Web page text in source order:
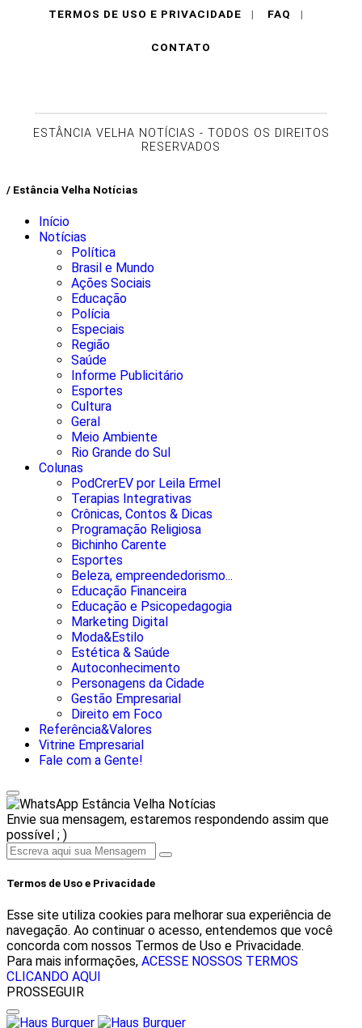
TERMOS DE USO E PRIVACIDADE | FAQ |
CONTATO
ESTÂNCIA VELHA NOTÍCIAS - TODOS OS DIREITOS
RESERVADOS
/ Estância Velha Notícias
Início
Notícias
Política
Brasil e Mundo
Ações Sociais
Educação
Polícia
Especiais
Região
Saúde
Informe Publicitário
Esportes
Cultura
Geral
Meio Ambiente
Rio Grande do Sul
Colunas
PodCrerEV por Leila Ermel
Terapias Integrativas
Crônicas, Contos & Dicas
Programação Religiosa
Bichinho Carente
Esportes
Beleza, empreendedorismo...
Educação Financeira
Educação e Psicopedagogia
Marketing Digital
Moda&Estilo
Estética & Saúde
Autoconhecimento
Personagens da Cidade
Gestão Empresarial
Direito em Foco
Referência&Valores
Vitrine Empresarial
Fale com a Gente!
Estância Velha Notícias
Envie sua mensagem, estaremos respondendo assim que
possível ; )
Termos de Uso e Privacidade
Esse site utiliza cookies para melhorar sua experiência de
navegação. Ao continuar o acesso, entendemos que você
concorda com nossos Termos de Uso e Privacidade.
Para mais informações, ACESSE NOSSOS TERMOS
CLICANDO AQUI
PROSSEGUIR